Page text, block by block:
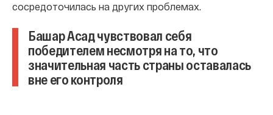
сосредоточилась на других проблемах.
Башар Асад чувствовал себя
победителем несмотря на то, что
значительная часть страны оставалась
вне его контроля